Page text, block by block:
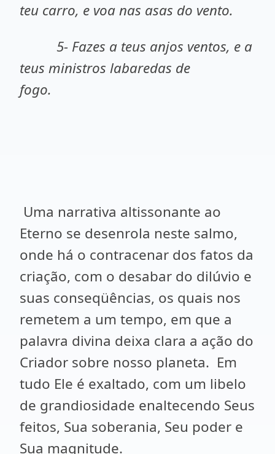
teu carro, e voa nas asas do vento.
5- Fazes a teus anjos ventos, e a
teus ministros labaredas de
fogo.
Uma narrativa altissonante ao
Eterno se desenrola neste salmo,
onde há o contracenar dos fatos da
criação, com o desabar do dilúvio e
suas conseqüências, os quais nos
remetem a um tempo, em que a
palavra divina deixa clara a ação do
Criador sobre nosso planeta. Em
tudo Ele é exaltado, com um libelo
de grandiosidade enaltecendo Seus
feitos, Sua soberania, Seu poder e
Sua magnitude.